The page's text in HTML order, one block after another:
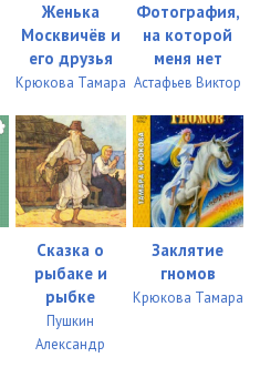
Женька
Москвичёв и
его друзья
Крюкова Тамара
Фотография,
на которой
меня нет
Астафьев Виктор
Сказка о
рыбаке и
рыбке
Пушкин
Александр
Заклятие
гномов
Крюкова Тамара